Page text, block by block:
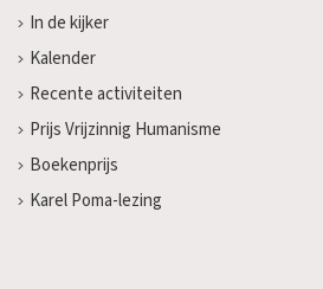
In de kijker
Kalender
Recente activiteiten
Prijs Vrijzinnig Humanisme
Boekenprijs
Karel Poma-lezing